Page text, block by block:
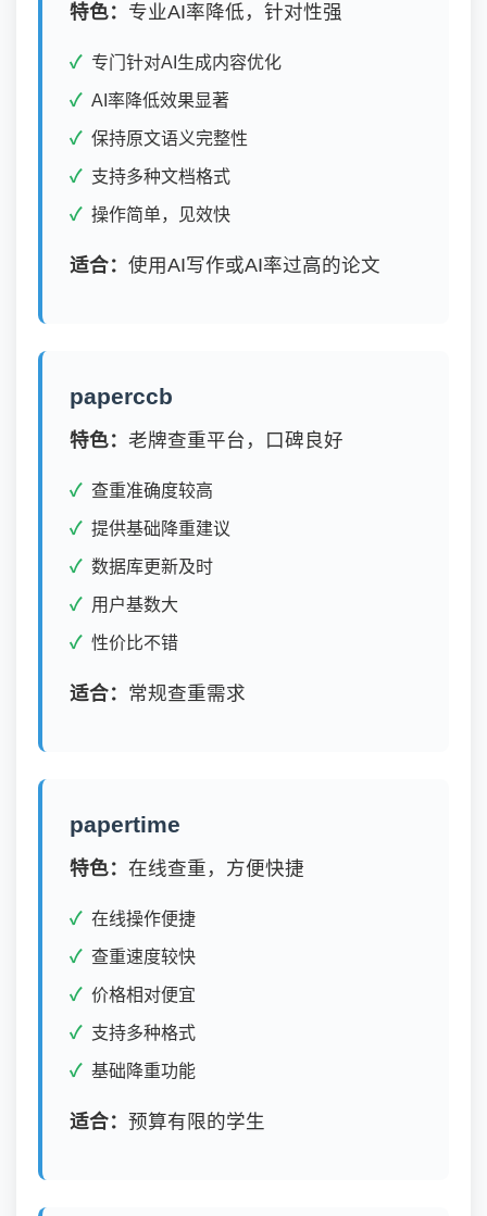
特色： 专业AI率降低，针对性强
专门针对AI生成内容优化
AI率降低效果显著
保持原文语义完整性
支持多种文档格式
操作简单，见效快
适合： 使用AI写作或AI率过高的论文
paperccb
特色： 老牌查重平台，口碑良好
查重准确度较高
提供基础降重建议
数据库更新及时
用户基数大
性价比不错
适合： 常规查重需求
papertime
特色： 在线查重，方便快捷
在线操作便捷
查重速度较快
价格相对便宜
支持多种格式
基础降重功能
适合： 预算有限的学生